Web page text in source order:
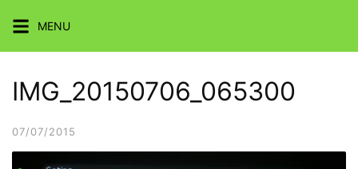
content
MENU
IMG_20150706_065300
07/07/2015